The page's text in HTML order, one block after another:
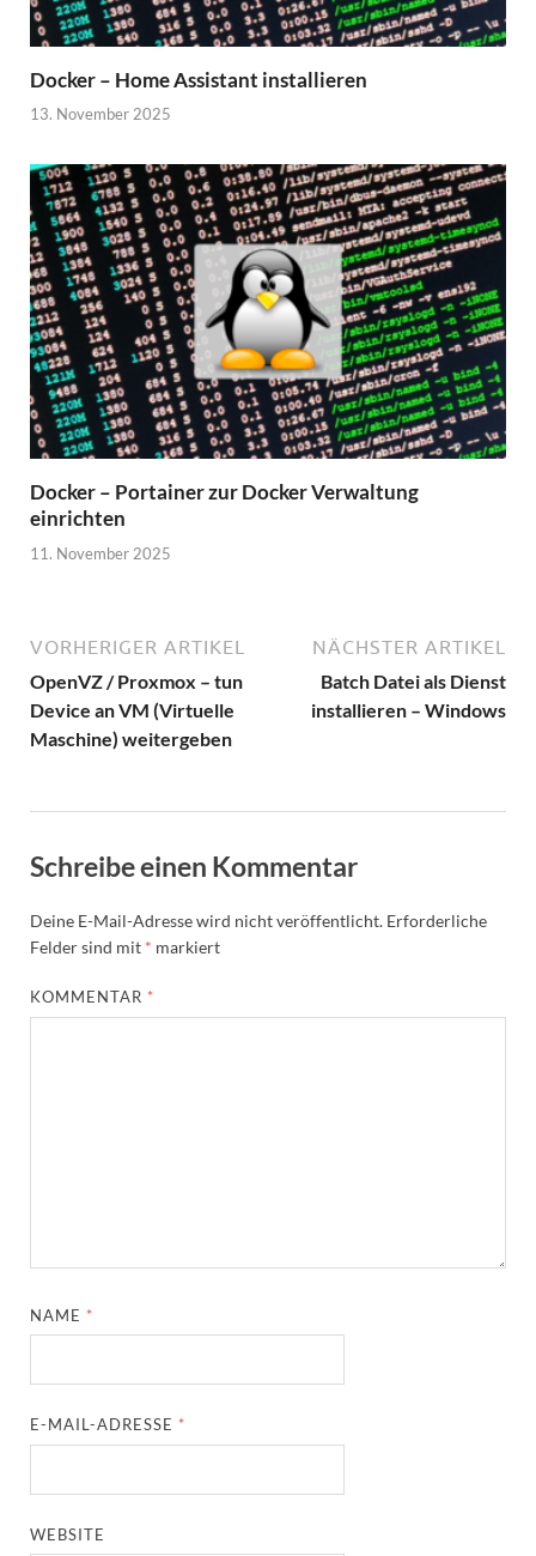
Docker – Home Assistant installieren
13. November 2025
Docker – Portainer zur Docker Verwaltung
einrichten
11. November 2025
VORHERIGER ARTIKEL
OpenVZ / Proxmox – tun
Device an VM (Virtuelle
Maschine) weitergeben
NÄCHSTER ARTIKEL
Batch Datei als Dienst
installieren – Windows
Schreibe einen Kommentar
Deine E-Mail-Adresse wird nicht veröffentlicht. Erforderliche
Felder sind mit * markiert
KOMMENTAR *
NAME *
E-MAIL-ADRESSE *
WEBSITE